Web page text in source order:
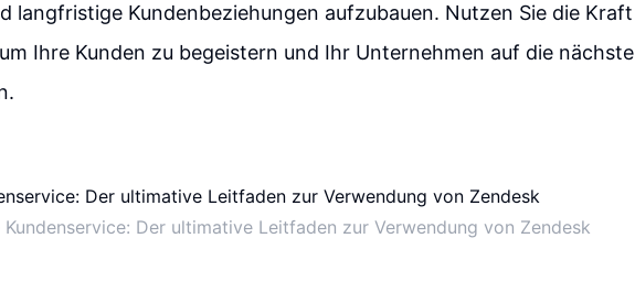
langfristige Kundenbeziehungen aufzubauen. Nutzen Sie die Kraft
Ihre Kunden zu begeistern und Ihr Unternehmen auf die nächste
Der ultimative Leitfaden zur Verwendung von Zendesk